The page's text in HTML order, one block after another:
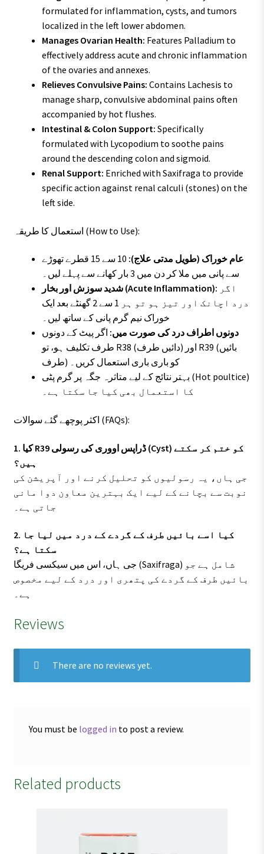
formulated for inflammation, cysts, and tumors
localized in the left lower abdomen.
Manages Ovarian Health: Features Palladium to
effectively address acute and chronic inflammation
of the ovaries and annexes.
Relieves Convulsive Pains: Contains Lachesis to
manage sharp, convulsive abdominal pains often
accompanied by hot flushes.
Intestinal & Colon Support: Specifically
formulated with Lycopodium to soothe pains
around the descending colon and sigmoid.
Renal Support: Enriched with Saxifraga to provide
specific action against renal calculi (stones) on the
left side.
استعمال کا طریقہ (How to Use):
عام خوراک (طویل مدتی علاج):
10 سے 15 قطرے تھوڑے
سے پانی میں ملا کر دن میں 3 بار کھانے سے پہلے لیں۔
شدید سوزش اور بخار (Acute Inflammation):
درد اچانک اور تیز ہو تو ہر 1 سے 2 گھنٹے بعد ایک
خوراک نیم گرم پانی کے ساتھ لیں۔
دونوں اطراف درد کی صورت میں: اگر پیٹ کے دونوں
طرف تکلیف ہو، تو R38 (دائیں طرف) اور R39 (بائیں
طرف) کو باری باری استعمال کریں۔
بہتر نتائج کے لیے متاثرہ جگہ پر گرم پٹی (Hot poultice)
کا استعمال بھی کیا جا سکتا ہے۔
اکثر پوچھے گئے سوالات (FAQs):
1. کیا R39 ڈراپس اووری کی رسولی (Cyst) کو ختم کر سکتے
ہیں؟
جی ہاں، یہ رسولیوں کو تحلیل کرنے اور آپریشن کی
نوبت سے بچانے کے لیے ایک بہترین معاون دوا مانی
جاتی ہے۔
2. کیا اسے بائیں طرف کے گردے کے درد میں لیا جا
سکتا ہے؟
جی ہاں، اس میں سیکسی فریگا (Saxifraga) شامل ہے جو
بائیں طرف کے گردے کی پتھری اور درد کے لیے مخصوص
ہے۔
Reviews
There are no reviews yet.
You must be logged in to post a review.
Related products